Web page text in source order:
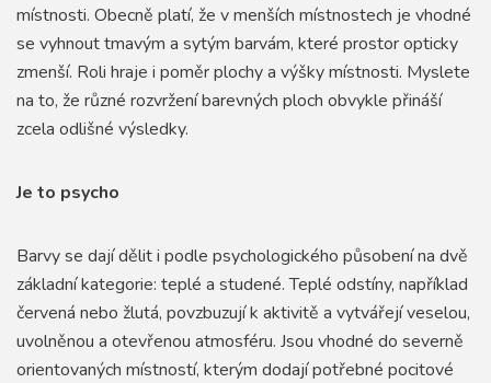
místnosti. Obecně platí, že v menších místnostech je vhodné
se vyhnout tmavým a sytým barvám, které prostor opticky
zmenší. Roli hraje i poměr plochy a výšky místnosti. Myslete
na to, že různé rozvržení barevných ploch obvykle přináší
zcela odlišné výsledky.
Je to psycho
Barvy se dají dělit i podle psychologického působení na dvě
základní kategorie: teplé a studené. Teplé odstíny, například
červená nebo žlutá, povzbuzují k aktivitě a vytvářejí veselou,
uvolněnou a otevřenou atmosféru. Jsou vhodné do severně
orientovaných místností, kterým dodají potřebné pocitové